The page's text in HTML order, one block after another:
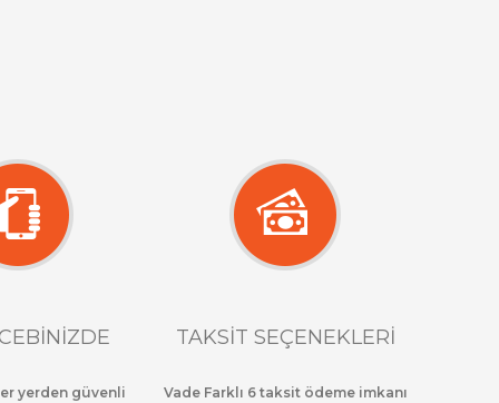
yerden güvenli
TAKSİT SEÇENEKLERİ
Vade Farklı 6 taksit ödeme imkanı